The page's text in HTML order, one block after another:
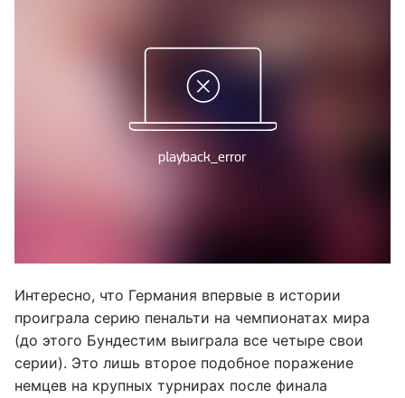
Интересно, что Германия впервые в истории
проиграла серию пенальти на чемпионатах мира
(до этого Бундестим выиграла все четыре свои
серии). Это лишь второе подобное поражение
немцев на крупных турнирах после финала